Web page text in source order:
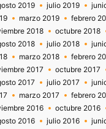
2019 julio 2019
marzo 2019 febrero
2018
octubre 2018
2018 julio 2018
marzo 2018 febrero
2017
octubre 2017
2017 julio 2017
marzo 2017 febrero
2016
octubre 2016
2016 julio 2016